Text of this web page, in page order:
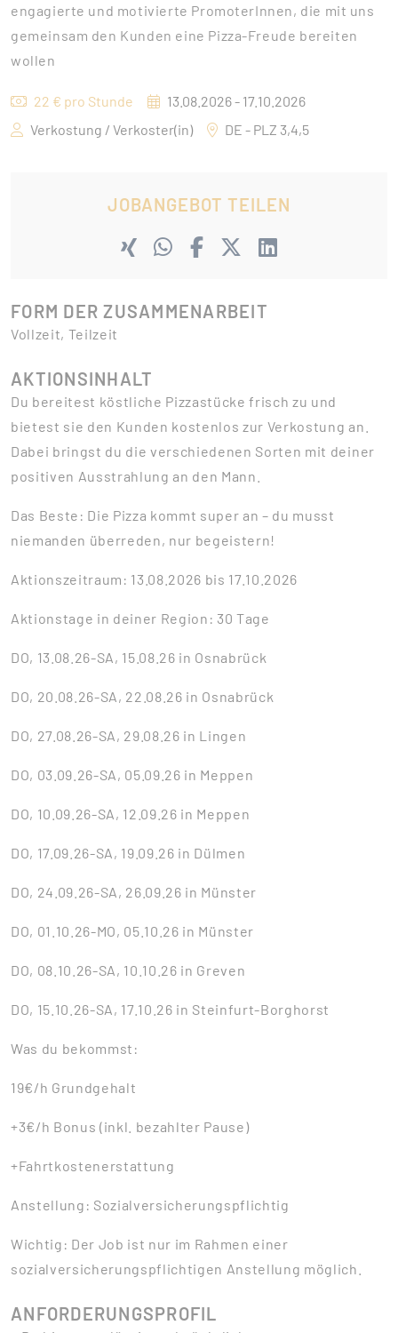
engagierte und motivierte PromoterInnen, die mit uns
gemeinsam den Kunden eine Pizza-Freude bereiten
wollen
22 € pro Stunde
13.08.2026 - 17.10.2026
Verkostung / Verkoster(in)
DE - PLZ 3,4,5
JOBANGEBOT TEILEN
FORM DER ZUSAMMENARBEIT
Vollzeit, Teilzeit
AKTIONSINHALT
Du bereitest köstliche Pizzastücke frisch zu und
bietest sie den Kunden kostenlos zur Verkostung an.
Dabei bringst du die verschiedenen Sorten mit deiner
positiven Ausstrahlung an den Mann.
Das Beste: Die Pizza kommt super an – du musst
niemanden überreden, nur begeistern!
Aktionszeitraum: 13.08.2026 bis 17.10.2026
Aktionstage in deiner Region: 30 Tage
DO, 13.08.26-SA, 15.08.26 in Osnabrück
DO, 20.08.26-SA, 22.08.26 in Osnabrück
DO, 27.08.26-SA, 29.08.26 in Lingen
DO, 03.09.26-SA, 05.09.26 in Meppen
DO, 10.09.26-SA, 12.09.26 in Meppen
DO, 17.09.26-SA, 19.09.26 in Dülmen
DO, 24.09.26-SA, 26.09.26 in Münster
DO, 01.10.26-MO, 05.10.26 in Münster
DO, 08.10.26-SA, 10.10.26 in Greven
DO, 15.10.26-SA, 17.10.26 in Steinfurt-Borghorst
Was du bekommst:
19€/h Grundgehalt
+3€/h Bonus (inkl. bezahlter Pause)
+Fahrtkostenerstattung
Anstellung: Sozialversicherungspflichtig
Wichtig: Der Job ist nur im Rahmen einer
sozialversicherungspflichtigen Anstellung möglich.
ANFORDERUNGSPROFIL